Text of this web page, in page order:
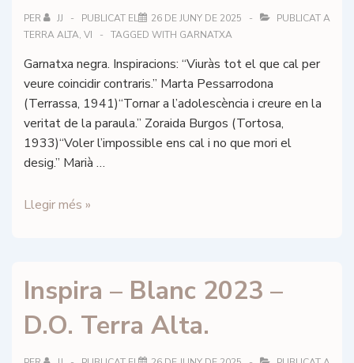
PER JJ PUBLICAT EL 26 DE JUNY DE 2025
PUBLICAT A
TERRA ALTA, VI TAGGED WITH GARNATXA
Garnatxa negra. Inspiracions: “Viuràs tot el que cal per
veure coincidir contraris.” Marta Pessarrodona
(Terrassa, 1941)“Tornar a l’adolescència i creure en la
veritat de la paraula.” Zoraida Burgos (Tortosa,
1933)“Voler l’impossible ens cal i no que mori el
desig.” Marià …
Inspira
–
D.O.
Terra
Llegir més »
Inspira – Blanc 2023 –
D.O. Terra Alta.